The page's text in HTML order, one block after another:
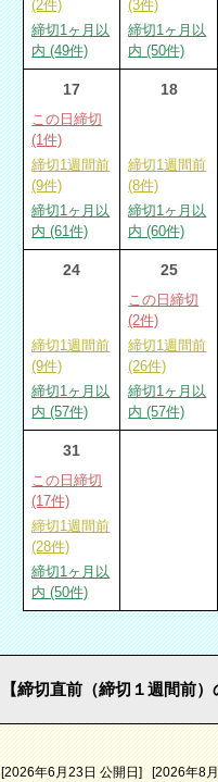
(2件)
締切1ヶ月以
内 (49件)
(3件)
締切1ヶ月以
内 (50件)
17
この日締切
(1件)
締切1週間前
(9件)
締切1ヶ月以
内 (61件)
18
締切1週間前
(8件)
締切1ヶ月以
内 (60件)
24
締切1週間前
(9件)
締切1ヶ月以
内 (57件)
25
この日締切
(2件)
締切1週間前
(26件)
締切1ヶ月以
内 (57件)
31
この日締切
(17件)
締切1週間前
(28件)
締切1ヶ月以
内 (50件)
【締切直前（締切１週間前）
[2026年6月23日 公開日] [2026年8